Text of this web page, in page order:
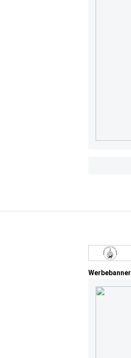
Werbebanner